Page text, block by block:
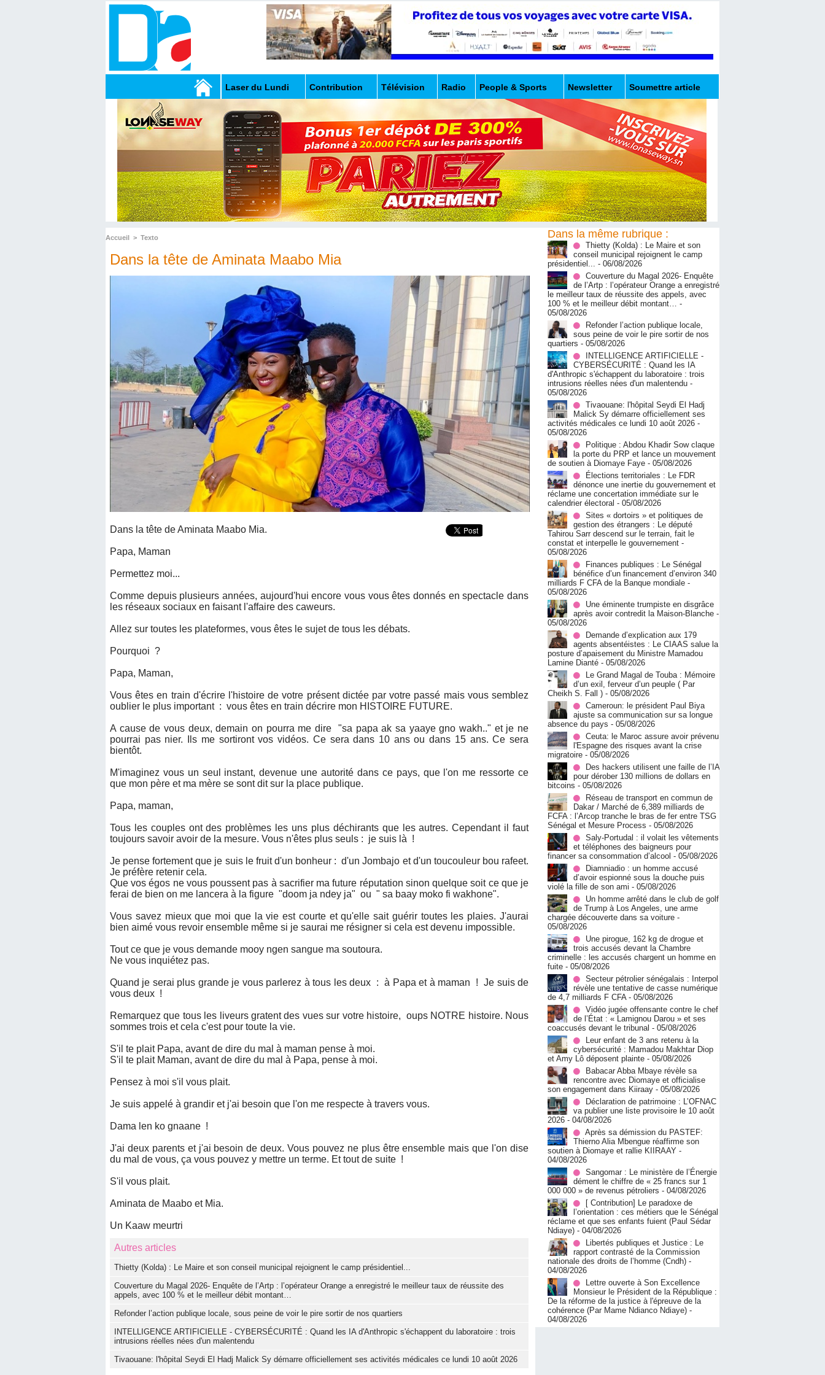
Laser du Lundi Contribution Télévision Radio People & Sports Newsletter Soumettre article
Accueil > Texto
​Dans la tête de Aminata Maabo Mia
Dans la tête de Aminata Maabo Mia.
Papa, Maman
Permettez moi...
Comme depuis plusieurs années, aujourd'hui encore vous vous êtes donnés en spectacle dans
les réseaux sociaux en faisant l'affaire des caweurs.
Allez sur toutes les plateformes, vous êtes le sujet de tous les débats.
Pourquoi ?
Papa, Maman,
Vous êtes en train d'écrire l'histoire de votre présent dictée par votre passé mais vous semblez
oublier le plus important : vous êtes en train décrire mon HISTOIRE FUTURE.
A cause de vous deux, demain on pourra me dire "sa papa ak sa yaaye gno wakh.." et je ne
pourrai pas nier. Ils me sortiront vos vidéos. Ce sera dans 10 ans ou dans 15 ans. Ce sera
bientôt.
M'imaginez vous un seul instant, devenue une autorité dans ce pays, que l'on me ressorte ce
que mon père et ma mère se sont dit sur la place publique.
Papa, maman,
Tous les couples ont des problèmes les uns plus déchirants que les autres. Cependant il faut
toujours savoir avoir de la mesure. Vous n'êtes plus seuls : je suis là !
Je pense fortement que je suis le fruit d'un bonheur : d'un Jombajo et d'un toucouleur bou rafeet.
Je préfère retenir cela.
Que vos égos ne vous poussent pas à sacrifier ma future réputation sinon quelque soit ce que je
ferai de bien on me lancera à la figure "doom ja ndey ja" ou " sa baay moko fi wakhone".
Vous savez mieux que moi que la vie est courte et qu'elle sait guérir toutes les plaies. J'aurai
bien aimé vous revoir ensemble même si je saurai me résigner si cela est devenu impossible.
Tout ce que je vous demande mooy ngen sangue ma soutoura.
Ne vous inquiétez pas.
Quand je serai plus grande je vous parlerez à tous les deux : à Papa et à maman ! Je suis de
vous deux !
Remarquez que tous les liveurs gratent des vues sur votre histoire, oups NOTRE histoire. Nous
sommes trois et cela c'est pour toute la vie.
S'il te plait Papa, avant de dire du mal à maman pense à moi.
S'il te plait Maman, avant de dire du mal à Papa, pense à moi.
Pensez à moi s'il vous plait.
Je suis appelé à grandir et j'ai besoin que l'on me respecte à travers vous.
Dama len ko gnaane !
J'ai deux parents et j'ai besoin de deux. Vous pouvez ne plus être ensemble mais que l'on dise
du mal de vous, ça vous pouvez y mettre un terme. Et tout de suite !
S'il vous plait.
Aminata de Maabo et Mia.
Un Kaaw meurtri
Autres articles
‎Thietty (Kolda) : Le Maire et son conseil municipal rejoignent le camp présidentiel...
Couverture du Magal 2026- Enquête de l’Artp : l’opérateur Orange a enregistré le meilleur taux de réussite des
appels, avec 100 % et le meilleur débit montant…
Refonder l’action publique locale, sous peine de voir le pire sortir de nos quartiers
INTELLIGENCE ARTIFICIELLE - CYBERSÉCURITÉ : Quand les IA d'Anthropic s'échappent du laboratoire : trois
intrusions réelles nées d'un malentendu
Tivaouane: l'hôpital Seydi El Hadj Malick Sy démarre officiellement ses activités médicales ce lundi 10 août 2026
Dans la même rubrique :
‎Thietty (Kolda) : Le Maire et son
conseil municipal rejoignent le camp
présidentiel... - 06/08/2026
Couverture du Magal 2026- Enquête
de l’Artp : l’opérateur Orange a enregistré
le meilleur taux de réussite des appels, avec
100 % et le meilleur débit montant… -
05/08/2026
Refonder l’action publique locale,
sous peine de voir le pire sortir de nos
quartiers - 05/08/2026
INTELLIGENCE ARTIFICIELLE -
CYBERSÉCURITÉ : Quand les IA
d'Anthropic s'échappent du laboratoire : trois
intrusions réelles nées d'un malentendu -
05/08/2026
Tivaouane: l'hôpital Seydi El Hadj
Malick Sy démarre officiellement ses
activités médicales ce lundi 10 août 2026 -
05/08/2026
Politique : Abdou Khadir Sow claque
la porte du PRP et lance un mouvement
de soutien à Diomaye Faye - 05/08/2026
Élections territoriales : Le FDR
dénonce une inertie du gouvernement et
réclame une concertation immédiate sur le
calendrier électoral - 05/08/2026
Sites « dortoirs » et politiques de
gestion des étrangers : Le député
Tahirou Sarr descend sur le terrain, fait le
constat et interpelle le gouvernement -
05/08/2026
Finances publiques : Le Sénégal
bénéfice d’un financement d’environ 340
milliards F CFA de la Banque mondiale -
05/08/2026
Une éminente trumpiste en disgrâce
après avoir contredit la Maison-Blanche -
05/08/2026
Demande d’explication aux 179
agents absentéistes : Le CIAAS salue la
posture d’apaisement du Ministre Mamadou
Lamine Dianté - 05/08/2026
Le Grand Magal de Touba : Mémoire
d’un exil, ferveur d’un peuple ( Par
Cheikh S. Fall ) - 05/08/2026
Cameroun: le président Paul Biya
ajuste sa communication sur sa longue
absence du pays - 05/08/2026
Ceuta: le Maroc assure avoir prévenu
l'Espagne des risques avant la crise
migratoire - 05/08/2026
Des hackers utilisent une faille de l’IA
pour dérober 130 millions de dollars en
bitcoins - 05/08/2026
Réseau de transport en commun de
Dakar / Marché de 6,389 milliards de
FCFA : l’Arcop tranche le bras de fer entre TSG
Sénégal et Mesure Process - 05/08/2026
Saly-Portudal : il volait les vêtements
et téléphones des baigneurs pour
financer sa consommation d’alcool - 05/08/2026
Diamniadio : un homme accusé
d’avoir espionné sous la douche puis
violé la fille de son ami - 05/08/2026
Un homme arrêté dans le club de golf
de Trump à Los Angeles, une arme
chargée découverte dans sa voiture -
05/08/2026
Une pirogue, 162 kg de drogue et
trois accusés devant la Chambre
criminelle : les accusés chargent un homme en
fuite - 05/08/2026
Secteur pétrolier sénégalais : Interpol
révèle une tentative de casse numérique
de 4,7 milliards F CFA - 05/08/2026
Vidéo jugée offensante contre le chef
de l’État : « Lamignou Darou » et ses
coaccusés devant le tribunal - 05/08/2026
Leur enfant de 3 ans retenu à la
cybersécurité : Mamadou Makhtar Diop
et Amy Lô déposent plainte - 05/08/2026
Babacar Abba Mbaye révèle sa
rencontre avec Diomaye et officialise
son engagement dans Kiiraay - 05/08/2026
Déclaration de patrimoine : L’OFNAC
va publier une liste provisoire le 10 août
2026 - 04/08/2026
Après sa démission du PASTEF:
Thierno Alia Mbengue réaffirme son
soutien à Diomaye et rallie KIIRAAY -
04/08/2026
Sangomar : Le ministère de l’Énergie
dément le chiffre de « 25 francs sur 1
000 000 » de revenus pétroliers - 04/08/2026
[ Contribution] Le paradoxe de
l’orientation : ces métiers que le Sénégal
réclame et que ses enfants fuient (Paul Sédar
Ndiaye) - 04/08/2026
Libertés publiques et Justice : Le
rapport contrasté de la Commission
nationale des droits de l’homme (Cndh) -
04/08/2026
Lettre ouverte à Son Excellence
Monsieur le Président de la République :
De la réforme de la justice à l'épreuve de la
cohérence (Par Mame Ndianco Ndiaye) -
04/08/2026